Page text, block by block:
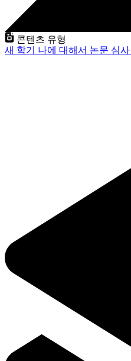
콘텐츠 유형
새 학기 나에 대해서 논문 심사